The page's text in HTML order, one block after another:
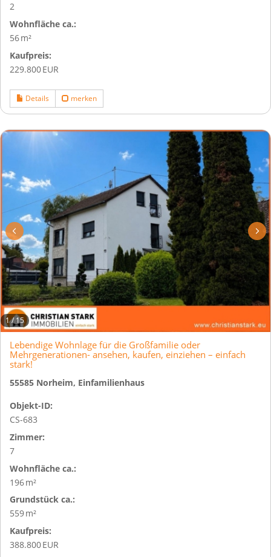
2
Wohnfläche ca.:
56 m²
Kaufpreis:
229.800 EUR
Details merken
1/15
Lebendige Wohnlage für die Großfamilie oder
Mehrgenerationen- ansehen, kaufen, einziehen – einfach
stark!
55585 Norheim, Einfamilienhaus
Objekt-ID:
CS-683
Zimmer:
7
Wohnfläche ca.:
196 m²
Grund­stück ca.:
559 m²
Kaufpreis:
388.800 EUR